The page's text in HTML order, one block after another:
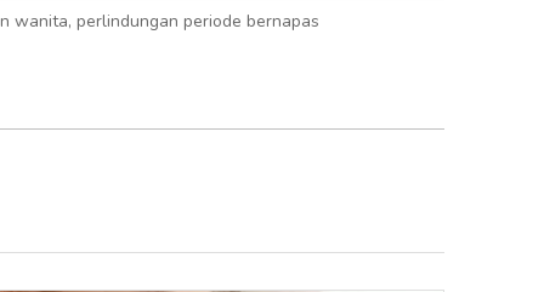
wanita, perlindungan periode bernapas